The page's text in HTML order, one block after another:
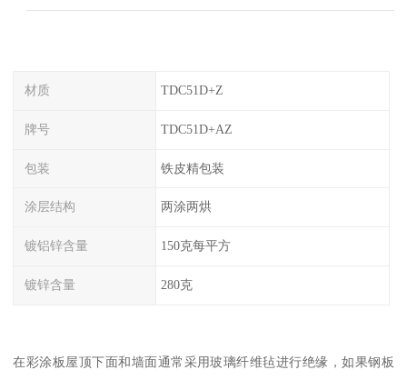
材质 TDC51D+Z
牌号 TDC51D+AZ
包装 铁皮精包装
涂层结构 两涂两烘
镀铝锌含量 150克每平方
镀锌含量 280克
在彩涂板屋顶下面和墙面通常采用玻璃纤维毡进行绝缘，如果钢板